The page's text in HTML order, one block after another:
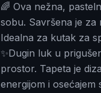
🌈 Ova nežna,
sobu. Savršena je za
Idealna za kutak za
✨Dugin luk u
prostor. Tapeta je
energijom i osećajem